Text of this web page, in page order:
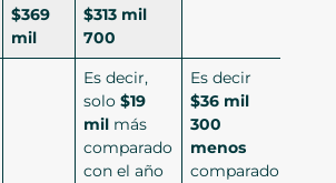
$369
mil
$313 mil
700
Es decir,
solo$19
mil más
comparado
con el año
Es decir
$36 mil
300
menos
comparado